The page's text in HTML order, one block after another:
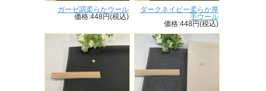
ガーゼ調柔らかウール
価格:448円(税込)
ダークネイビー柔らか厚
手ウール
価格:448円(税込)